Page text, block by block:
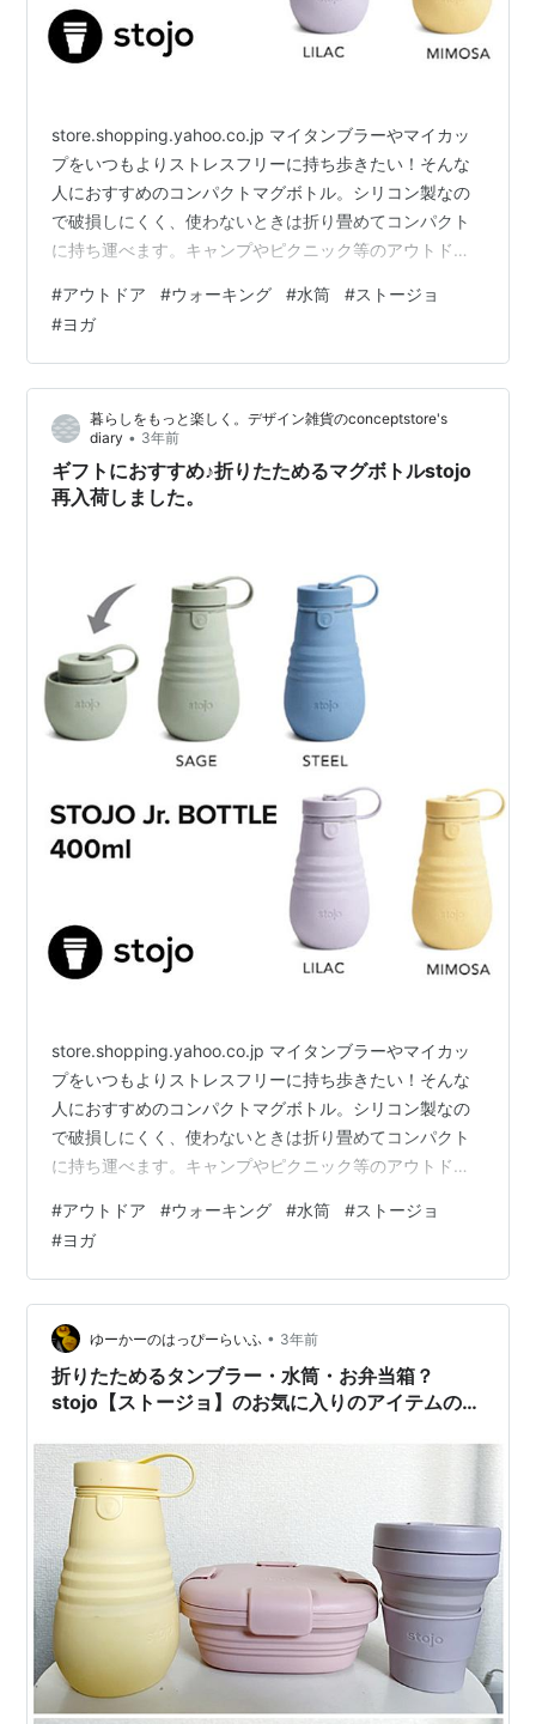
store.shopping.yahoo.co.jp マイタンブラーやマイカッ
プをいつもよりストレスフリーに持ち歩きたい！そんな
人におすすめのコンパクトマグボトル。シリコン製なの
で破損しにくく、使わないときは折り畳めてコンパクト
に持ち運べます。キャンプやピクニック等のアウトドア
store.shopping.yahoo.co.jp ムーミンの世界が楽しめる
小さなマグボトルが新入荷しました。 ポケットにすっぽ
り入る約140mlのコンパクトサイズのマグボトルはカバ
ンに入れても邪魔にならない大きさ。ちょっとしたお散
歩や、ベッドサイドのお薬用のお水入れにもぴ…
#アウトドア #ウォーキング #水筒 #ストージョ
#ヨガ
暮らしをもっと楽しく。デザイン雑貨のconceptstore's
diary • 3年前
ギフトにおすすめ♪折りたためるマグボトルstojo
再入荷しました。
store.shopping.yahoo.co.jp マイタンブラーやマイカッ
プをいつもよりストレスフリーに持ち歩きたい！そんな
人におすすめのコンパクトマグボトル。シリコン製なの
で破損しにくく、使わないときは折り畳めてコンパクト
に持ち運べます。キャンプやピクニック等のアウトドア
store.shopping.yahoo.co.jp ムーミンの世界が楽しめる
小さなマグボトルが新入荷しました。 ポケットにすっぽ
り入る約140mlのコンパクトサイズのマグボトルはカバ
ンに入れても邪魔にならない大きさ。ちょっとしたお散
歩や、ベッドサイドのお薬用のお水入れにもぴ…
#アウトドア #ウォーキング #水筒 #ストージョ
#ヨガ
ゆーかーのはっぴーらいふ • 3年前
折りたためるタンブラー・水筒・お弁当箱？
stojo【ストージョ】のお気に入りのアイテムのレ